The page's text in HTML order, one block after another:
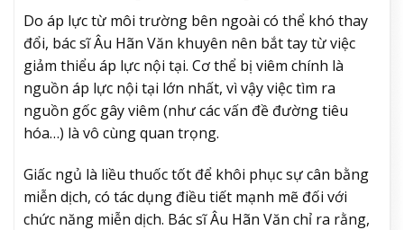
Do áp lực từ môi trường bên ngoài có thể khó thay
đổi, bác sĩ Âu Hãn Văn khuyên nên bắt tay từ việc
giảm thiểu áp lực nội tại. Cơ thể bị viêm chính là
nguồn áp lực nội tại lớn nhất, vì vậy việc tìm ra
nguồn gốc gây viêm (như các vấn đề đường tiêu
hóa…) là vô cùng quan trọng.
Giấc ngủ là liều thuốc tốt để khôi phục sự cân bằng
miễn dịch, có tác dụng điều tiết mạnh mẽ đối với
chức năng miễn dịch. Bác sĩ Âu Hãn Văn chỉ ra rằng,